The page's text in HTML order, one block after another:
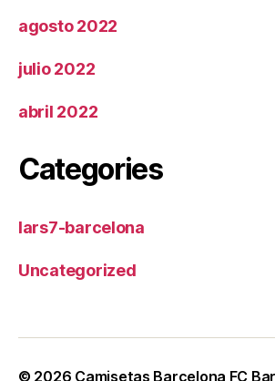
agosto 2022
julio 2022
abril 2022
Categories
lars7-barcelona
Uncategorized
© 2026 Camisetas Barcelona FC